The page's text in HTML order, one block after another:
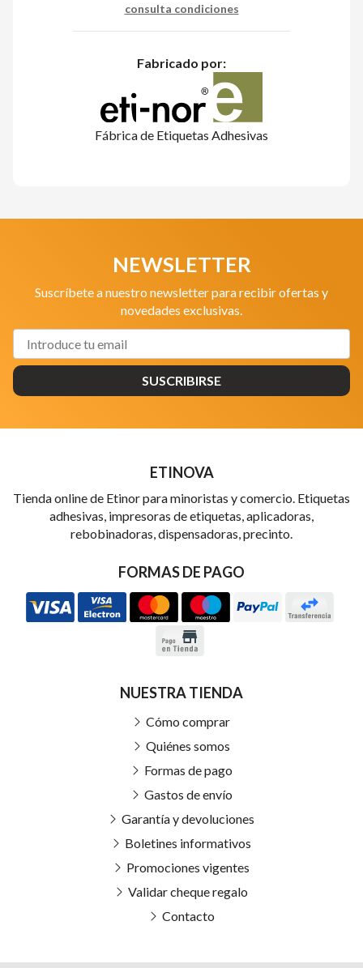
consulta condiciones
Fabricado por:
Fábrica de Etiquetas Adhesivas
NEWSLETTER
Suscríbete a nuestro newsletter para recibir ofertas y
novedades exclusivas.
SUSCRIBIRSE
ETINOVA
Tienda online de Etinor para minoristas y comercio. Etiquetas
adhesivas, impresoras de etiquetas, aplicadoras,
rebobinadoras, dispensadoras, precinto.
FORMAS DE PAGO
NUESTRA TIENDA
Cómo comprar
Quiénes somos
Formas de pago
Gastos de envío
Garantía y devoluciones
Boletines informativos
Promociones vigentes
Validar cheque regalo
Contacto